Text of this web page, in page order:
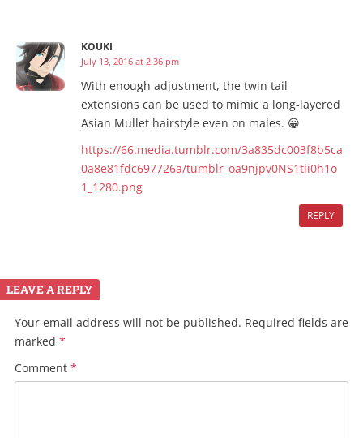
KOUKI
July 13, 2016 at 2:36 pm
With enough adjustment, the twin tail
extensions can be used to mimic a long-layered
Asian Mullet hairstyle even on males. 😀
https://66.media.tumblr.com/3a835dc003f8b5ca
0a8e81fdc697726a/tumblr_oa9njpv0NS1tli0h1o
1_1280.png
REPLY
LEAVE A REPLY
Your email address will not be published. Required fields are
marked *
Comment *